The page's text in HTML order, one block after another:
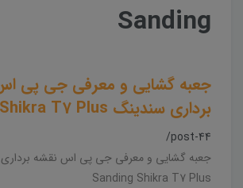
Sanding
جعبه گشایی و معرفی جی پی
برداری سندینگ Sanding Shikra T7 Plus
/post-44
جعبه گشایی و معرفی جی پی اس نقشه
Sanding Shikra T7 Plus